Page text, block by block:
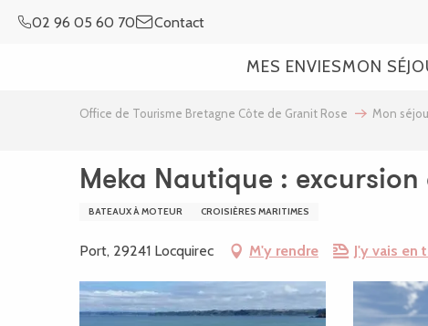
02 96 05 60 70 Contact
MES ENVIESMON
Office de Tourisme Bretagne Côte de Granit Rose Mon
Meka Nautique :
BATEAUX À MOTEUR CROISIÈRES MARITIMES
Port, 29241 Locquirec M'y rendre J'y vais en